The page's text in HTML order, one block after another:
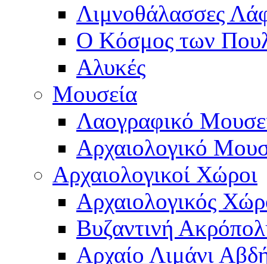
Λιμνοθάλασσες
Ο Κόσμος των
Αλυκές
Μουσεία
Λαογραφικό
Αρχαιολογικό
Αρχαιολογικοί Χώροι
Αρχαιολογικός
Βυζαντινή
Αρχαίο Λιμάνι